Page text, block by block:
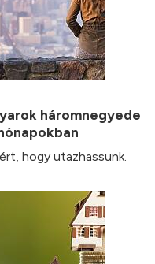
háromnegyede
hogy utazhassunk.